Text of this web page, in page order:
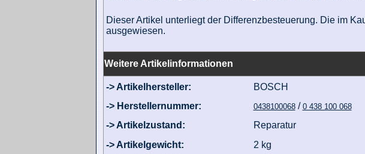
Dieser Artikel unterliegt der Differenzbesteuerung. Die im
ausgewiesen.
Weitere Artikelinformationen
-> Artikelhersteller:
BOSCH
-> Herstellernummer:
0438100068/ 0 438 100 068
-> Artikelzustand:
Reparatur
-> Artikelgewicht:
2 kg